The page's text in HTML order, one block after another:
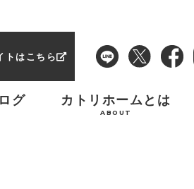
トはこちら
グ カトリホームとは
ABOUT